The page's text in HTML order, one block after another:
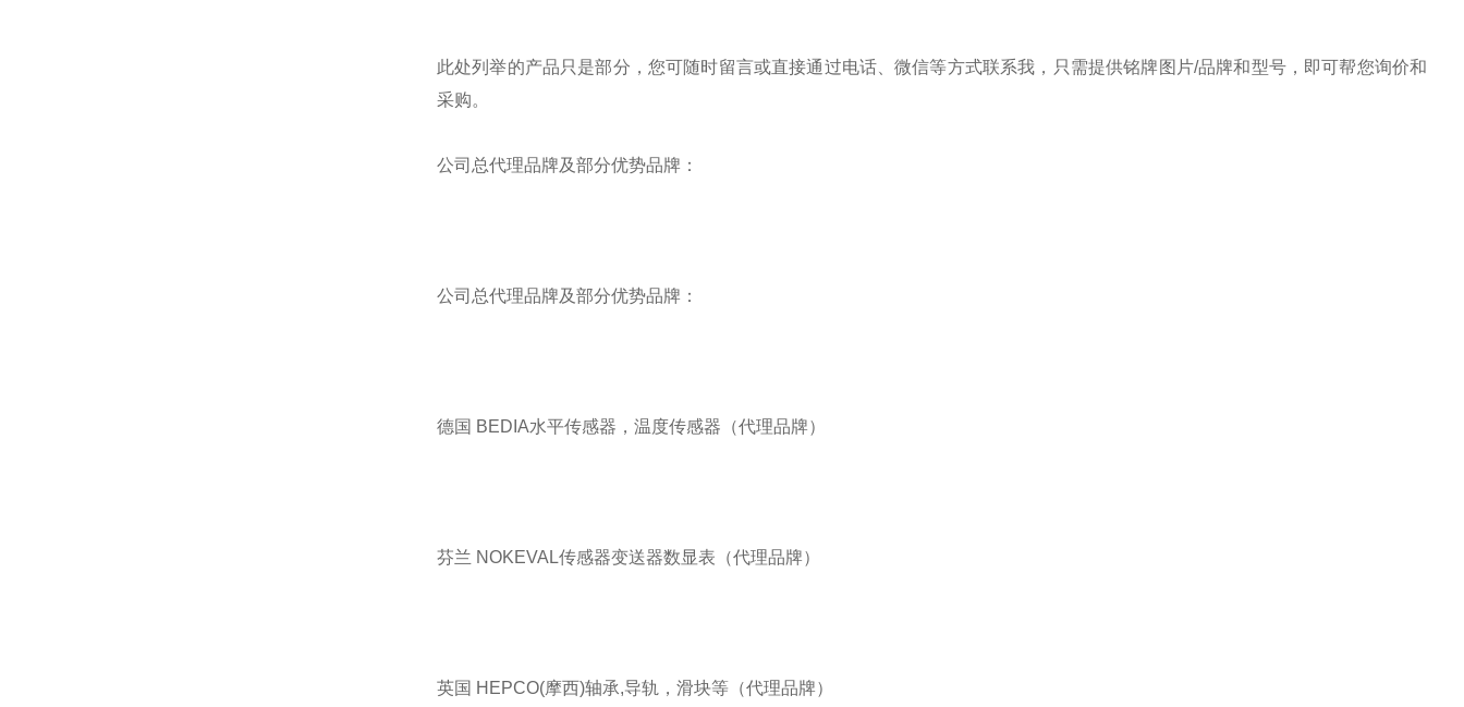
此处列举的产品只是部分，您可随时留言或直接通过电话、微信等方式联系我，只需提供铭牌图片/品牌和型号，即可帮您询价和
采购。
公司总代理品牌及部分优势品牌：
公司总代理品牌及部分优势品牌：
德国 BEDIA水平传感器，温度传感器（代理品牌）
芬兰 NOKEVAL传感器变送器数显表（代理品牌）
英国 HEPCO(摩西)轴承,导轨，滑块等（代理品牌）